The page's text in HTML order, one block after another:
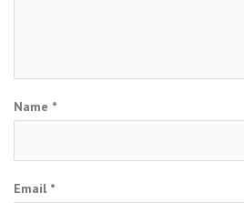
Name *
Email *